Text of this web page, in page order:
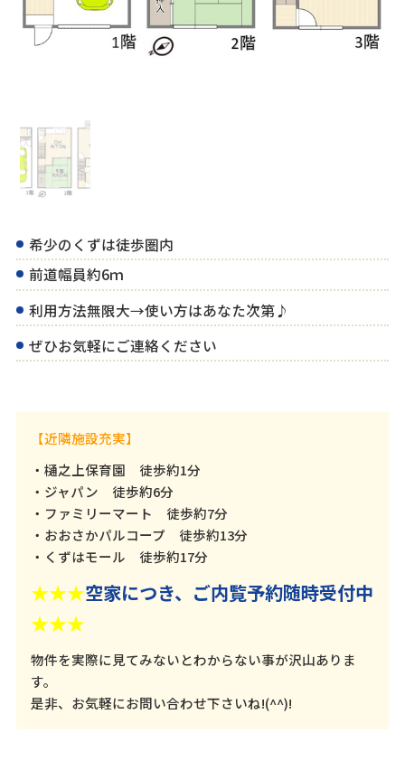
希少のくずは徒歩圏内
前道幅員約6ｍ
利用方法無限大→使い方はあなた次第♪
ぜひお気軽にご連絡ください
【近隣施設充実】
・樋之上保育園 徒歩約1分
・ジャパン 徒歩約6分
・ファミリーマート 徒歩約7分
・おおさかパルコープ 徒歩約13分
・くずはモール 徒歩約17分
★★★空家につき、ご内覧予約随時受付中
★★★
物件を実際に見てみないとわからない事が沢山ありま
す。
是非、お気軽にお問い合わせ下さいね!(^^)!